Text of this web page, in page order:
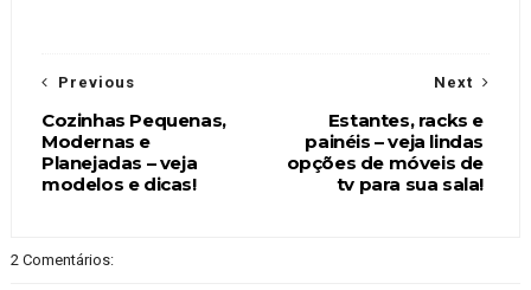
Next
Estantes, racks e
painéis – veja lindas
opções de móveis de
tv para sua sala!
Previous
Cozinhas Pequenas,
Modernas e
Planejadas – veja
modelos e dicas!
2 Comentários: